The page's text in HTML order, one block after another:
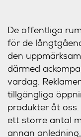
De offentliga
för de
den
därmed
vardag.
tillgängliga
produkter åt
ett större antal
annan